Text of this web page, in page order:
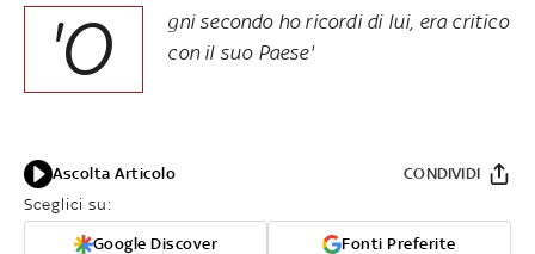
'O
gni secondo ho ricordi di lui, era critico
con il suo Paese'
Ascolta Articolo
Sceglici su:
Google Discover Fonti Preferite
CONDIVIDI